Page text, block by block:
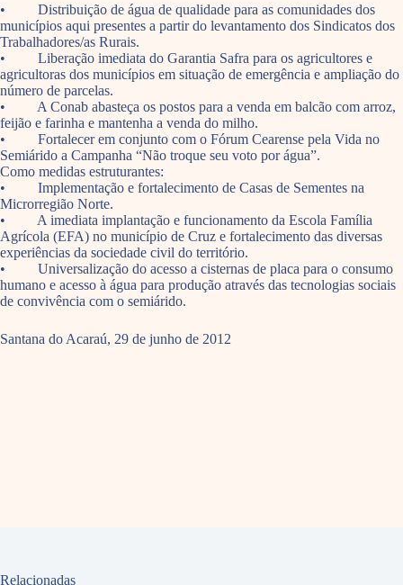
• Distribuição de água de qualidade para as comunidades dos
municípios aqui presentes a partir do levantamento dos Sindicatos dos
Trabalhadores/as Rurais.
• Liberação imediata do Garantia Safra para os agricultores e
agricultoras dos municípios em situação de emergência e ampliação do
número de parcelas.
• A Conab abasteça os postos para a venda em balcão com arroz,
feijão e farinha e mantenha a venda do milho.
• Fortalecer em conjunto com o Fórum Cearense pela Vida no
Semiárido a Campanha “Não troque seu voto por água”.
Como medidas estruturantes:
• Implementação e fortalecimento de Casas de Sementes na
Microrregião Norte.
• A imediata implantação e funcionamento da Escola Família
Agrícola (EFA) no município de Cruz e fortalecimento das diversas
experiências da sociedade civil do território.
• Universalização do acesso a cisternas de placa para o consumo
humano e acesso à água para produção através das tecnologias sociais
de convivência com o semiárido.
Santana do Acaraú, 29 de junho de 2012
Relacionadas